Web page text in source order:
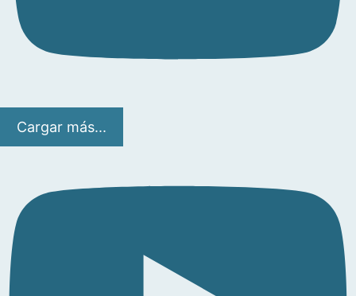
Cargar más...